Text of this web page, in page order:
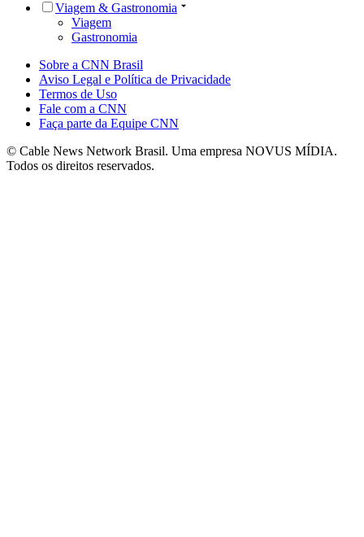
Viagem & Gastronomia
Viagem
Gastronomia
Sobre a CNN Brasil
Aviso Legal e Política de Privacidade
Termos de Uso
Fale com a CNN
Faça parte da Equipe CNN
© Cable News Network Brasil. Uma empresa NOVUS MÍDIA.
Todos os direitos reservados.